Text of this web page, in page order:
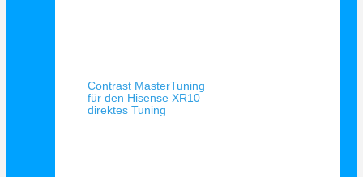
Contrast MasterTuning
für den Hisense XR10 –
direktes Tuning